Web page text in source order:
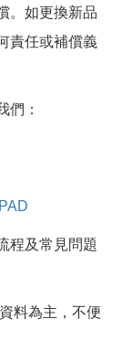
。如更換新品
責任或補償義
們：
程及常見問題
料為主，不便